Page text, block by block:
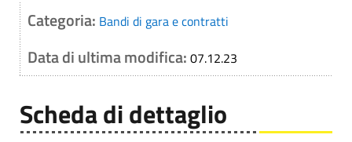
Categoria: Bandi di gara e contratti
Data di ultima modifica: 07.12.23
Scheda di dettaglio